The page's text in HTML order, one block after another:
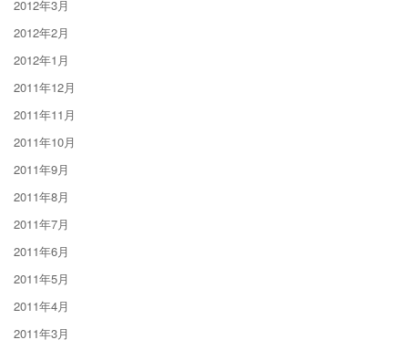
2012年3月
2012年2月
2012年1月
2011年12月
2011年11月
2011年10月
2011年9月
2011年8月
2011年7月
2011年6月
2011年5月
2011年4月
2011年3月